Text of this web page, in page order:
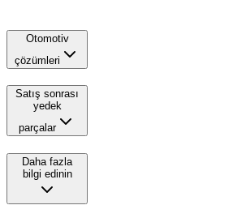
Otomotiv
çözümleri
Satış sonrası
yedek
parçalar
Daha fazla
bilgi edinin